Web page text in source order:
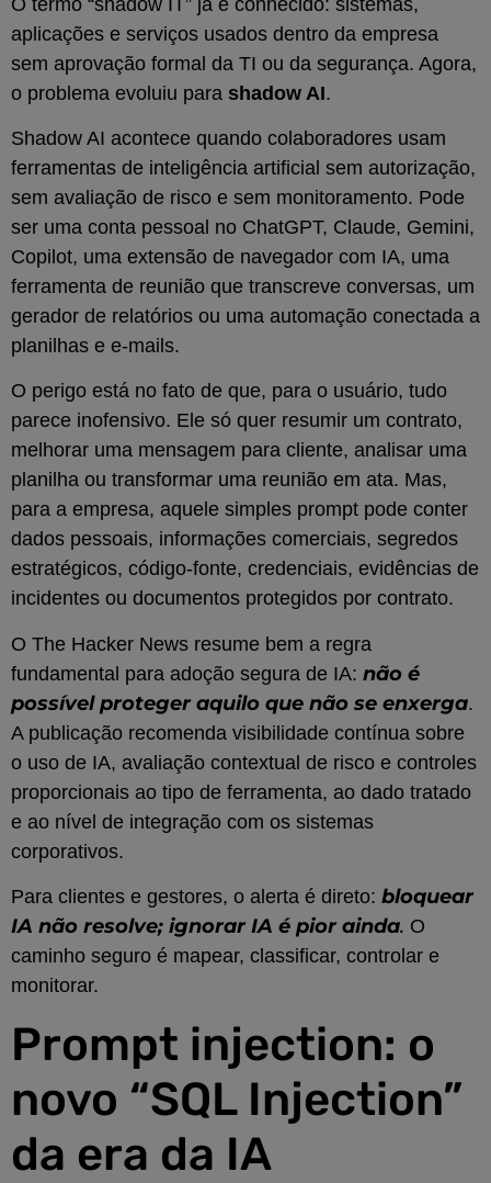
aplicações e serviços usados dentro da empresa
sem aprovação formal da TI ou da segurança. Agora,
o problema evoluiu para shadow AI.
Shadow AI acontece quando colaboradores usam
ferramentas de inteligência artificial sem autorização,
sem avaliação de risco e sem monitoramento. Pode
ser uma conta pessoal no ChatGPT, Claude, Gemini,
Copilot, uma extensão de navegador com IA, uma
ferramenta de reunião que transcreve conversas, um
gerador de relatórios ou uma automação conectada a
planilhas e e-mails.
O perigo está no fato de que, para o usuário, tudo
parece inofensivo. Ele só quer resumir um contrato,
melhorar uma mensagem para cliente, analisar uma
planilha ou transformar uma reunião em ata. Mas,
para a empresa, aquele simples prompt pode conter
dados pessoais, informações comerciais, segredos
estratégicos, código-fonte, credenciais, evidências de
incidentes ou documentos protegidos por contrato.
O The Hacker News resume bem a regra
fundamental para adoção segura de IA: não é
possível proteger aquilo que não se enxerga.
A publicação recomenda visibilidade contínua sobre
o uso de IA, avaliação contextual de risco e controles
proporcionais ao tipo de ferramenta, ao dado tratado
e ao nível de integração com os sistemas
corporativos.
Para clientes e gestores, o alerta é direto: bloquear
IA não resolve; ignorar IA é pior ainda. O
caminho seguro é mapear, classificar, controlar e
monitorar.
Prompt injection: o
novo “SQL Injection”
da era da IA